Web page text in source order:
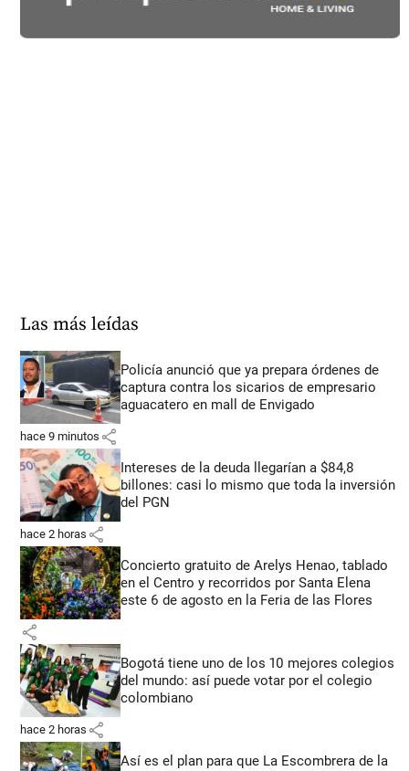
Las más leídas
Policía anunció que ya prepara órdenes de
captura contra los sicarios de empresario
aguacatero en mall de Envigado
hace 9 minutos share
Intereses de la deuda llegarían a $84,8
billones: casi lo mismo que toda la inversión
del PGN
hace 2 horas share
Concierto gratuito de Arelys Henao, tablado
en el Centro y recorridos por Santa Elena
este 6 de agosto en la Feria de las Flores
share
Bogotá tiene uno de los 10 mejores colegios
del mundo: así puede votar por el colegio
colombiano
hace 2 horas share
Así es el plan para que La Escombrera de la